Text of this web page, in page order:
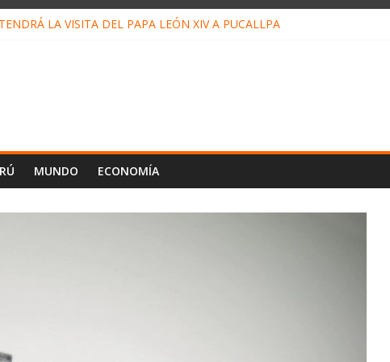
LA VISITA DEL PAPA LEÓN XIV A PUCALLPA
MUNDO ECONOMÍA